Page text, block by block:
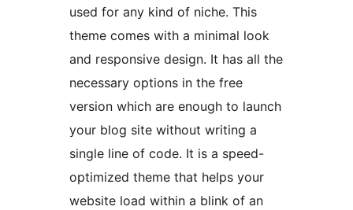
used for any kind of niche. This
theme comes with a minimal look
and responsive design. It has all the
necessary options in the free
version which are enough to launch
your blog site without writing a
single line of code. It is a speed-
optimized theme that helps your
website load within a blink of an